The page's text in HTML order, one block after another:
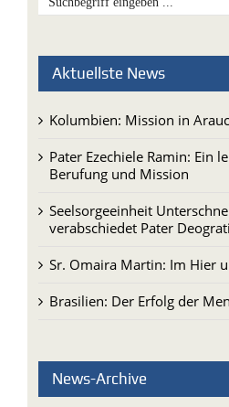
Aktuellste News
Kolumbien: Mission in
Pater Ezechiele Ramin: Ein
Berufung und Mission
Seelsorgeeinheit
verabschiedet Pater
Sr. Omaira Martin: Im Hier
Brasilien: Der Erfolg der
News-Archive